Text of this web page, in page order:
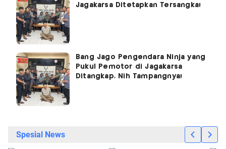
Jagakarsa Ditetapkan Tersangka!
Bang Jago Pengendara Ninja yang
Pukul Pemotor di Jagakarsa
Ditangkap, Nih Tampangnya!